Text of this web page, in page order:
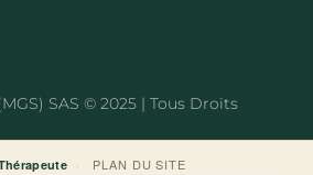
SAS © 2025 | Tous Droits
·
PLAN DU SITE